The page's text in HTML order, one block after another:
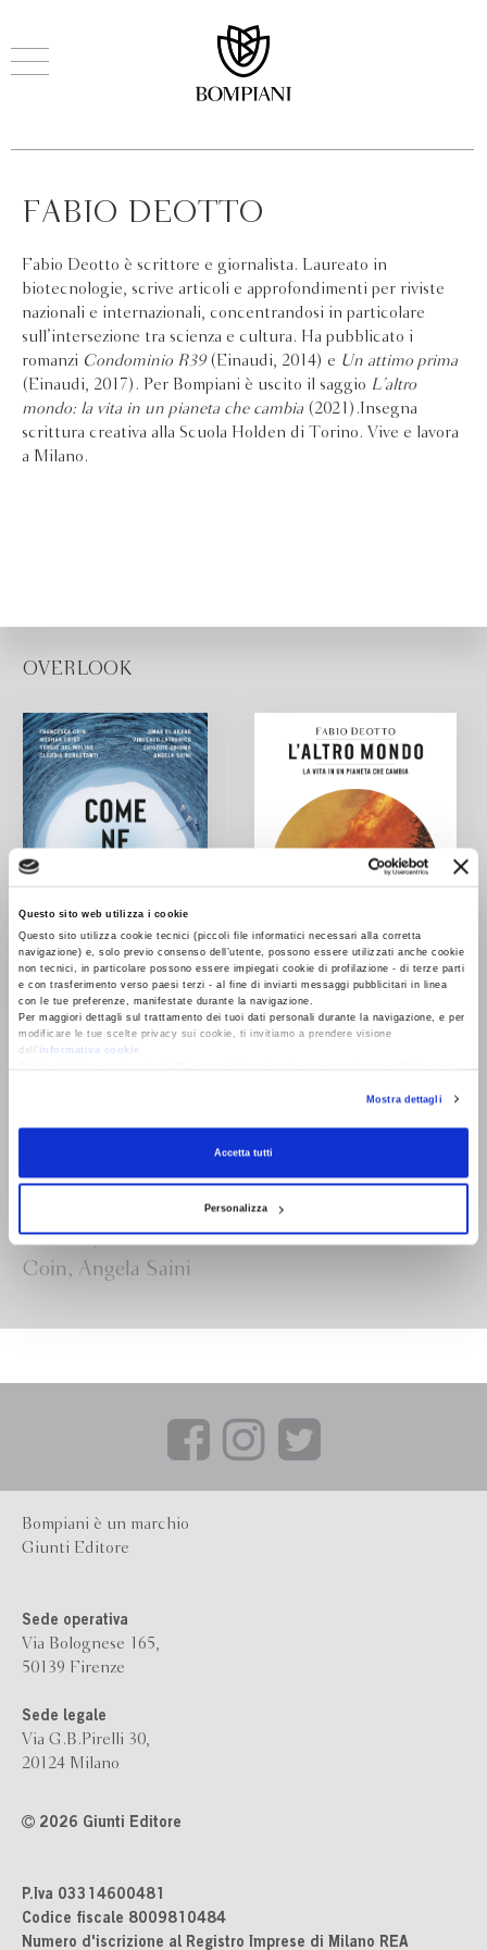
Questo sito web utilizza i cookie
Questo sito utilizza cookie tecnici (piccoli file informatici necessari alla corretta
navigazione) e, solo previo consenso dell’utente, possono essere utilizzati anche cookie
non tecnici, in particolare possono essere impiegati cookie di profilazione - di terze parti
e con trasferimento verso paesi terzi - al fine di inviarti messaggi pubblicitari in linea
con le tue preferenze, manifestate durante la navigazione.
Per maggiori dettagli sul trattamento dei tuoi dati personali durante la navigazione, e per
modificare le tue scelte privacy sui cookie, ti invitiamo a prendere visione
dell’
informativa cookie
RevocaMostra dettagli
Accetta tutti
Personalizza
FABIO DEOTTO
Fabio Deotto è scrittore e giornalista. Laureato in
biotecnologie, scrive articoli e approfondimenti per riviste
nazionali e internazionali, concentrandosi in particolare
sull’intersezione tra scienza e cultura. Ha pubblicato i
romanzi Condominio R39(Einaudi, 2014) e Un attimo prima
(Einaudi, 2017). Per Bompiani è uscito il saggio L’altro
mondo: la vita in un pianeta che cambia (2021).Insegna
scrittura creativa alla Scuola Holden di Torino. Vive e lavora
a Milano.
OVERLOOK
Come ne usciremo
Fabio Deotto, Omar El
Molino, Claudia
Durastanti, Chigozie
Obioma, Francesca
Coin, Angela Saini
L'altro mondo
Bompiani è un marchio
Giunti Editore
Sede operativa
Via Bolognese 165,
50139 Firenze
Sede legale
Via G.B.Pirelli 30,
20124 Milano
2026 Giunti Editore
P.Iva 03314600481
Codice fiscale 8009810484
Numero d'iscrizione al Registro Imprese di Milano REA